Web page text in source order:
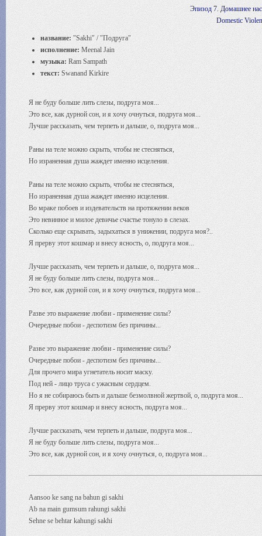
Эпизод 7. Домашнее
Domestic
название: "Sakhi" / "Подруга"
исполнение: Meenal Jain
музыка: Ram Sampath
текст: Swanand Kirkire
Я не буду больше лить слезы, подруга моя...
Это все, как дурной сон, и я хочу очнуться, подруга моя...
Лучше рассказать, чем терпеть и дальше, о, подруга моя...
Раны на теле можно скрыть, чтобы не стесняться,
Но израненная душа жаждет именно исцеления.
Раны на теле можно скрыть, чтобы не стесняться,
Но израненная душа жаждет именно исцеления.
Во мраке побоев и издевательств на протяжении веков
Это невинное и милое девичье счастье тонуло в слезах.
Сколько еще скрывать, задыхаться в унижении, подруга моя?..
Я прерву этот кошмар и внесу ясность, о, подруга моя...
Лучше рассказать, чем терпеть и дальше, о, подруга моя...
Я не буду больше лить слезы, подруга моя...
Это все, как дурной сон, и я хочу очнуться, подруга моя...
Разве это выражение любви - применение силы?
Очередные побои - деспотизм без причины...
Разве это выражение любви - применение силы?
Очередные побои - деспотизм без причины...
Для прочего мира угнетатель носит маску.
Под ней - лицо труса с ужасным сердцем.
Но я не собираюсь быть и дальше безмолвной жертвой, о, подруга моя...
Я прерву этот кошмар и внесу ясность, подруга моя...
Лучше рассказать, чем терпеть и дальше, подруга моя...
Я не буду больше лить слезы, подруга моя...
Это все, как дурной сон, и я хочу очнуться, о, подруга моя...
Aansoo ke sang na bahun gi sakhi
Ab na main gumsum rahungi sakhi
Sehne se behtar kahungi sakhi